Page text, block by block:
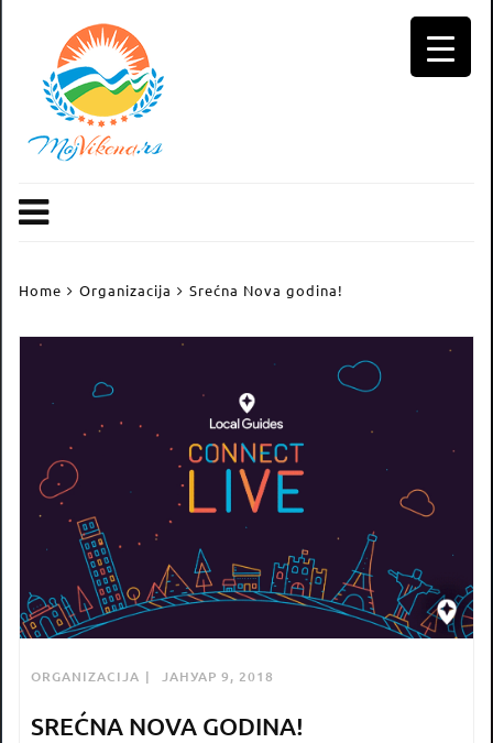
content
Home Organizacija Srećna Nova godina!
ORGANIZACIJA ЈАНУАР 9, 2018
SREĆNA NOVA GODINA!